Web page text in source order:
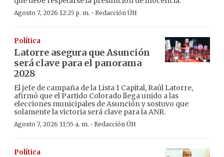
Agosto 7, 2026 12:25 p. m. · Redacción ÚH
Política
Latorre asegura que Asunción
será clave para el panorama
2028
El jefe de campaña de la Lista 1 Capital, Raúl Latorre,
afirmó que el Partido Colorado llega unido a las
elecciones municipales de Asunción y sostuvo que
solamente la victoria será clave para la ANR.
Agosto 7, 2026 11:55 a. m. · Redacción ÚH
Política